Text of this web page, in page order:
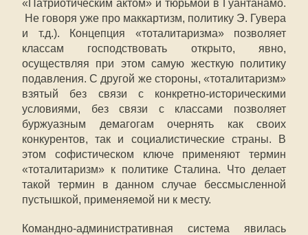
«Патриотическим актом» и тюрьмой в Гуантанамо.
Не говоря уже про маккартизм, политику Э. Гувера
и т.д.). Концепция «тоталитаризма» позволяет
классам господствовать открыто, явно,
осуществляя при этом самую жесткую политику
подавления. С другой же стороны, «тоталитаризм»
взятый без связи с конкретно-историческими
условиями, без связи с классами позволяет
буржуазным демагогам очернять как своих
конкурентов, так и социалистические страны. В
этом софистическом ключе применяют термин
«тоталитаризм» к политике Сталина. Что делает
такой термин в данном случае бессмысленной
пустышкой, применяемой ни к месту.
Командно-административная система явилась